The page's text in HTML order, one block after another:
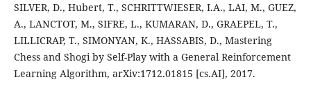
SILVER, D., Hubert, T., SCHRITTWIESER, I.A., LAI, M., GUEZ,
A., LANCTOT, M., SIFRE, L., KUMARAN, D., GRAEPEL, T.,
LILLICRAP, T., SIMONYAN, K., HASSABIS, D., Mastering
Chess and Shogi by Self-Play with a General Reinforcement
Learning Algorithm, arXiv:1712.01815 [cs.AI], 2017.